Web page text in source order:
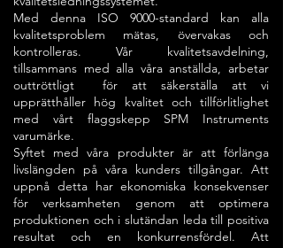
Med denna ISO 9000-standard kan alla
kvalitetsproblem mätas, övervakas och
kontrolleras. Vår kvalitetsavdelning,
tillsammans med alla våra anställda, arbetar
outtröttligt för att säkerställa att vi
upprätthåller hög kvalitet och tillförlitlighet
med vårt flaggskepp SPM Instruments
varumärke.
Syftet med våra produkter är att förlänga
livslängden på våra kunders tillgångar. Att
uppnå detta har ekonomiska konsekvenser
för verksamheten genom att optimera
produktionen och i slutändan leda till positiva
resultat och en konkurrensfördel. Att